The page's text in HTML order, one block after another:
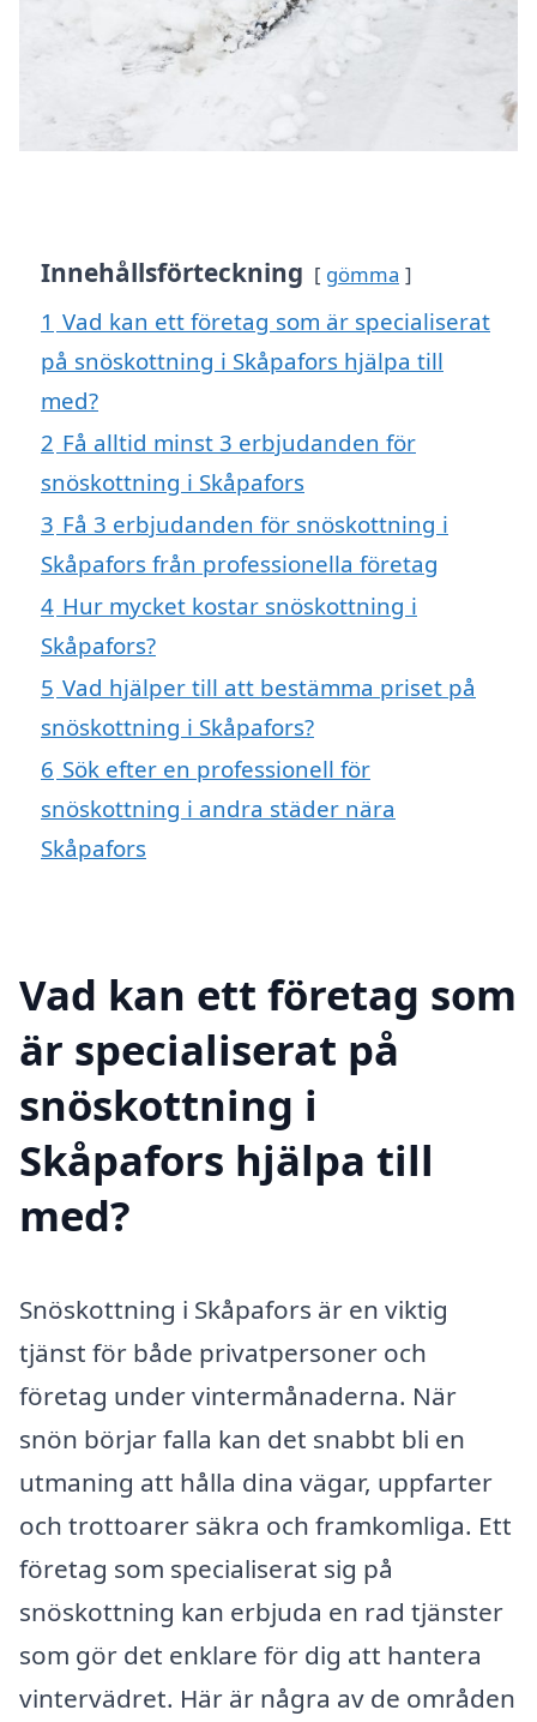
Innehållsförteckning gömma
1 Vad kan ett företag som är specialiserat
på snöskottning i Skåpafors hjälpa till
med?
2 Få alltid minst 3 erbjudanden för
snöskottning i Skåpafors
3 Få 3 erbjudanden för snöskottning i
Skåpafors från professionella företag
4 Hur mycket kostar snöskottning i
Skåpafors?
5 Vad hjälper till att bestämma priset på
snöskottning i Skåpafors?
6 Sök efter en professionell för
snöskottning i andra städer nära
Skåpafors
Vad kan ett företag som
är specialiserat på
snöskottning i
Skåpafors hjälpa till
med?
Snöskottning i Skåpafors är en viktig
tjänst för både privatpersoner och
företag under vintermånaderna. När
snön börjar falla kan det snabbt bli en
utmaning att hålla dina vägar, uppfarter
och trottoarer säkra och framkomliga. Ett
företag som specialiserat sig på
snöskottning kan erbjuda en rad tjänster
som gör det enklare för dig att hantera
vintervädret. Här är några av de områden